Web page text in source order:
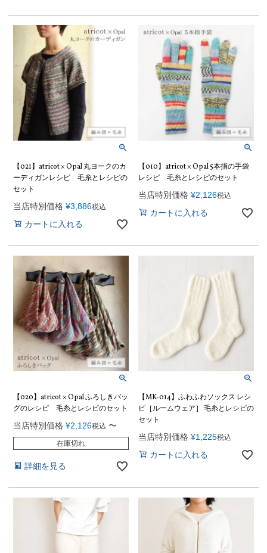
【021】atricot × Opal 丸ヨークのカ
ーディガンレシピ 毛糸とレシピの
セット
当店特別価格 ¥3,886税込
カートに入れる
【010】atricot × Opal 5本指の手袋
レシピ 毛糸とレシピのセット
当店特別価格 ¥2,126税込
カートに入れる
【020】atricot × Opal ふろしきバッ
グのレシピ 毛糸とレシピのセット
当店特別価格 ¥2,126税込 〜
在庫切れ
詳細を見る
【MK-014】ふわふわソックス レシ
ピ［ルームウェア］ 毛糸とレシピの
セット
当店特別価格 ¥1,225税込
カートに入れる